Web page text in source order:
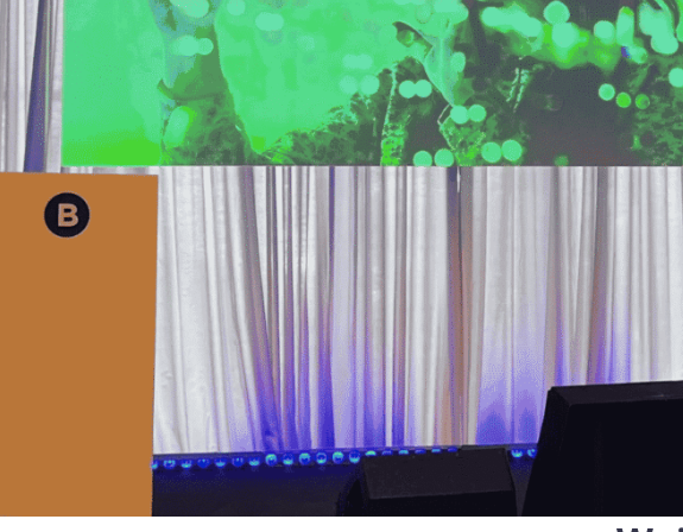
Invoice
eInvoicing Hub
Zentrale, automatisierte und konforme
Verwaltung der länderübergreifenden
Rechnungsstellung
EDI Hub
Zur Digitalisierung der Lieferkette sowie des
Rechnungs- und Datenaustauschs
Rechnungsstellung KMU und Freiberufler
Weblösung für die umfassende Verwaltung und
vorschriftsmäßige Aufbewahrung von
Notify
Beweiskräftige Zustellung
Verwandeln Sie SMS, E-Mails und
Benachrichtigungen mit Namirial
rechtsgültige Mitteilungen
Zertifizierte elektronische Mails
Versenden Sie Nachrichten als
mit unserem Zertifizierte
Professionelle Dienstleistungen
Verordnung, die qualifizierte
und digitale Identitäten
Multi QTSP
Unsere Lösung für
Resilienz